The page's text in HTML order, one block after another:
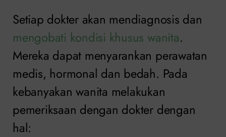
Setiap dokter akan mendiagnosis dan
mengobati kondisi khusus wanita.
Mereka dapat menyarankan perawatan
medis, hormonal dan bedah. Pada
kebanyakan wanita melakukan
pemeriksaan dengan dokter dengan
hal: